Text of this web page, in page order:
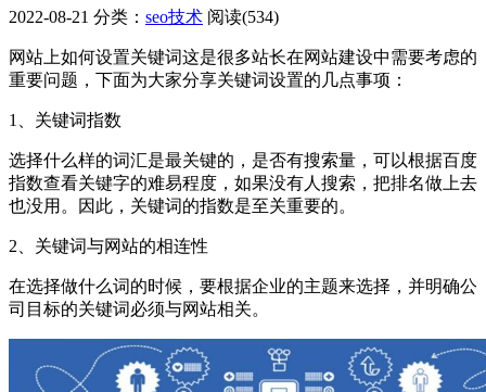
2022-08-21 分类： seo技术 阅读(534)
网站上如何设置关键词这是很多站长在网站建设中需要考虑的
重要问题，下面为大家分享关键词设置的几点事项：
1、关键词指数
选择什么样的词汇是最关键的，是否有搜索量，可以根据百度
指数查看关键字的难易程度，如果没有人搜索，把排名做上去
也没用。因此，关键词的指数是至关重要的。
2、关键词与网站的相连性
在选择做什么词的时候，要根据企业的主题来选择，并明确公
司目标的关键词必须与网站相关。